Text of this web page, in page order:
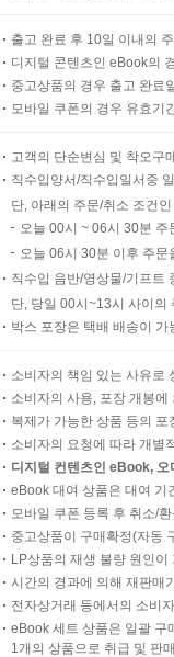
출고 완료 후 10일 이내의
디지털 콘텐츠인 eBook의
중고상품의 경우 출고 완료
모바일 쿠폰의 경우 유효기
고객의 단순변심 및 착오구
직수입양서/직수입일서중
단, 아래의 주문/취소 조건
오늘 00시 ~ 06시 30분
오늘 06시 30분 이후 주
직수입 음반/영상물/기프트
단, 당일 00시~13시 사이의
박스 포장은 택배 배송이
소비자의 책임 있는 사유로
소비자의 사용, 포장 개봉
복제가 가능한 상품 등의
소비자의 요청에 따라 개별
디지털 컨텐츠인 eBook,
eBook 대여 상품은 대여 기
모바일 쿠폰 등록 후 취소/
중고상품이 구매확정(자동
LP상품의 재생 불량 원인
시간의 경과에 의해 재판매
전자상거래 등에서의 소비
eBook 세트 상품은 일괄 구
1개의 상품으로 취급 및 판